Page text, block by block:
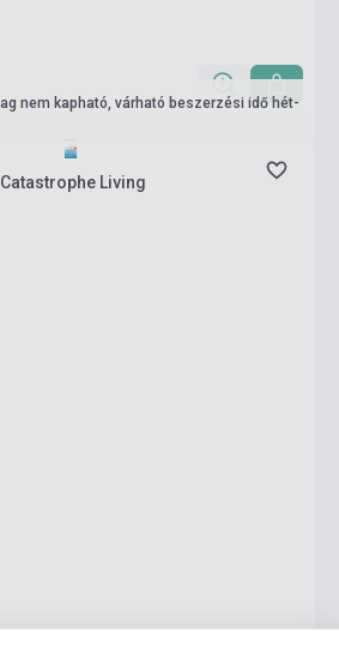
nem kapható, várható beszerzési idő hét-
Living